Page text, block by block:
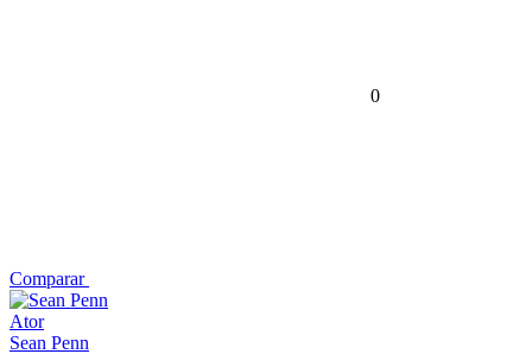
0
Comparar
Ator
Sean Penn